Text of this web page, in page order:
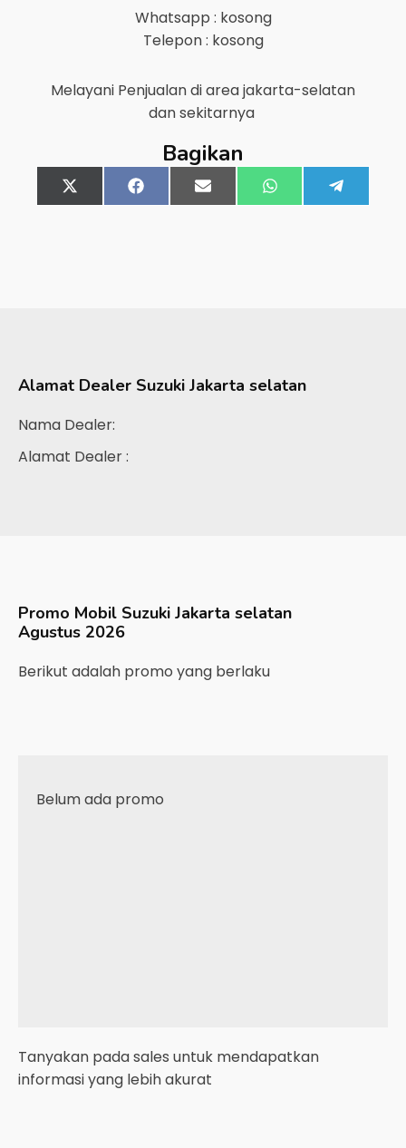
Whatsapp : kosong
Telepon : kosong
Melayani Penjualan di areajakarta-selatan
dan sekitarnya
Bagikan
Share
on
X
(Twitter)
Share
on
FacebookShare
on
Email Share
on
WhatsApp
on
Alamat Dealer Suzuki Jakarta selatan
Nama Dealer:
Alamat Dealer :
Promo Mobil Suzuki Jakarta selatan
Agustus 2026
Berikut adalah promo yang berlaku
Belum ada promo
Tanyakan pada sales untuk mendapatkan
informasi yang lebih akurat